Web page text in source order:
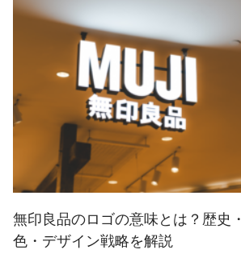
無印良品のロゴの意味とは？歴史・
色・デザイン戦略を解説